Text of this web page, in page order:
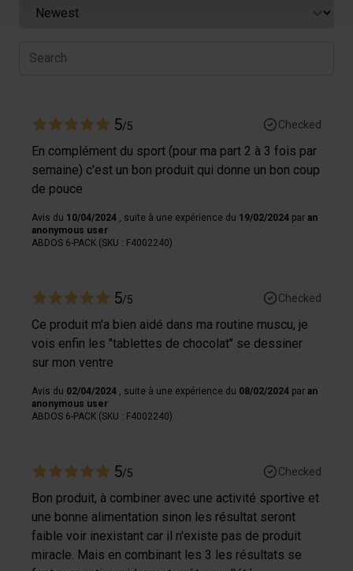
Pour en savoir plus sur le traitement de vos données
votre consentement à tout moment à partir de la
Les cookies nous permettent de personnaliser le contenu
relatives aux médias sociaux et de nous permettre une
analyse du trafic. Nous partageons également des
informations sur votre utilisation de notre site avec nos
partenaires de médias sociaux, de publicité et analyse,
qui peuvent combiner celles-ci avec des informations
autres que vous leur avez fournies par ailleurs ou
5/5 Checked
En complément du sport (pour ma part 2 à 3 fois par
semaine) c'est un bon produit qui donne un bon coup
de pouce
Avis du 10/04/2024 , suite à une expérience du 19/02/2024 par an
anonymous user
ABDOS 6-PACK (SKU : F4002240)
5/5 Checked
Ce produit m'a bien aidé dans ma routine muscu, je
vois enfin les "tablettes de chocolat" se dessiner
sur mon ventre
Avis du 02/04/2024 , suite à une expérience du 08/02/2024 par an
anonymous user
ABDOS 6-PACK (SKU : F4002240)
5/5 Checked
Bon produit, à combiner avec une activité sportive et
une bonne alimentation sinon les résultat seront
faible voir inexistant car il n'existe pas de produit
miracle. Mais en combinant les 3 les résultats se